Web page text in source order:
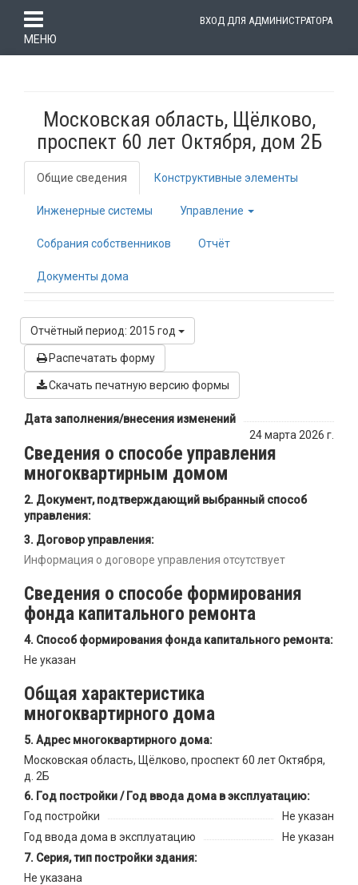
МЕНЮ
ВХОД ДЛЯ АДМИНИСТРАТОРА
Московская область, Щёлково,
проспект 60 лет Октября, дом 2Б
Общие сведения Конструктивные элементы
Инженерные системы Управление
Собрания собственников Отчёт
Документы дома
Отчётный период: 2015 год
Распечатать форму
Скачать печатную версию формы
Дата заполнения/внесения изменений
24 марта 2026 г.
Сведения о способе управления
многоквартирным домом
Документ, подтверждающий выбранный способ
управления:
Договор управления:
Информация о договоре управления отсутствует
Сведения о способе формирования
фонда капитального ремонта
Способ формирования фонда капитального ремонта:
Не указан
Общая характеристика
многоквартирного дома
Адрес многоквартирного дома:
Московская область, Щёлково, проспект 60 лет Октября,
д. 2Б
Год постройки / Год ввода дома в эксплуатацию:
Год постройки
Не указан
Год ввода дома в эксплуатацию
Не указан
Серия, тип постройки здания:
Не указана